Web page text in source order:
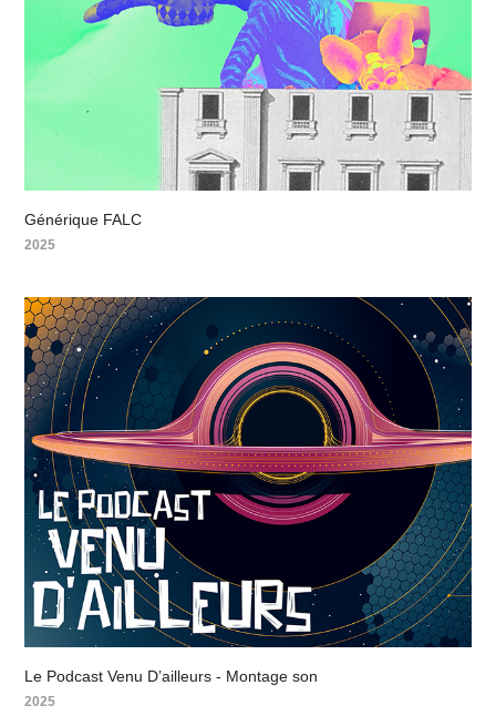
Générique FALC
2025
Le Podcast Venu D’ailleurs - Montage son
2025